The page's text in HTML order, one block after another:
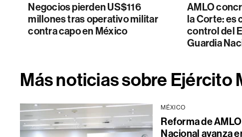
Negocios pierden US$116
millones tras operativo militar
contra capo en México
AMLO
la Corte: es
control del
Guardia
Más noticias sobre Ejército
MÉXICO
Reforma de
Nacional avanza